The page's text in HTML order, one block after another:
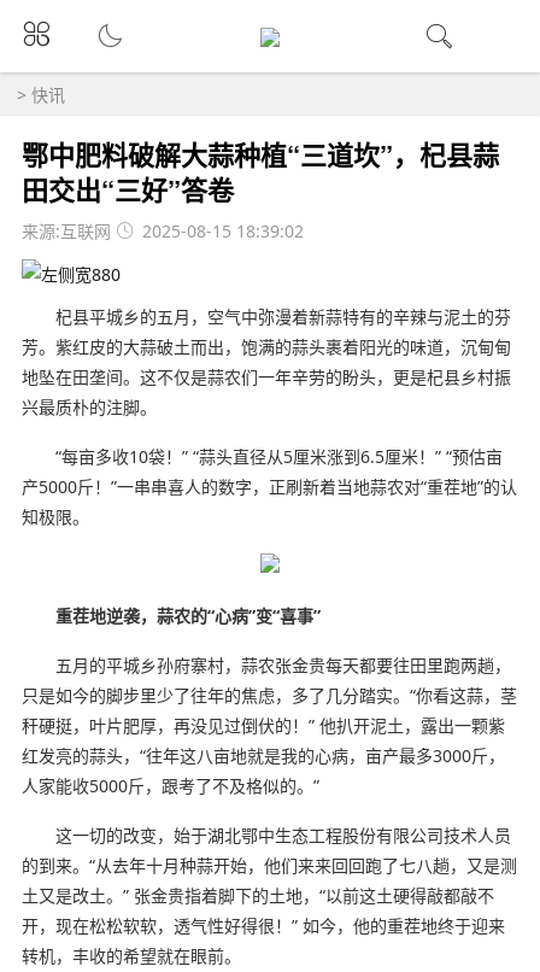
> 快讯
鄂中肥料破解大蒜种植“三道坎”，杞县蒜
田交出“三好”答卷
来源:互联网 2025-08-15 18:39:02
杞县平城乡的五月，空气中弥漫着新蒜特有的辛辣与泥土的芬
芳。紫红皮的大蒜破土而出，饱满的蒜头裹着阳光的味道，沉甸甸
地坠在田垄间。这不仅是蒜农们一年辛劳的盼头，更是杞县乡村振
兴最质朴的注脚。
“每亩多收10袋！” “蒜头直径从5厘米涨到6.5厘米！” “预估亩
产5000斤！”一串串喜人的数字，正刷新着当地蒜农对“重茬地”的认
知极限。
重茬地逆袭，蒜农的“心病”变“喜事”
五月的平城乡孙府寨村，蒜农张金贵每天都要往田里跑两趟，
只是如今的脚步里少了往年的焦虑，多了几分踏实。“你看这蒜，茎
秆硬挺，叶片肥厚，再没见过倒伏的！” 他扒开泥土，露出一颗紫
红发亮的蒜头，“往年这八亩地就是我的心病，亩产最多3000斤，
人家能收5000斤，跟考了不及格似的。”
这一切的改变，始于湖北鄂中生态工程股份有限公司技术人员
的到来。“从去年十月种蒜开始，他们来来回回跑了七八趟，又是测
土又是改土。” 张金贵指着脚下的土地，“以前这土硬得敲都敲不
开，现在松松软软，透气性好得很！” 如今，他的重茬地终于迎来
转机，丰收的希望就在眼前。